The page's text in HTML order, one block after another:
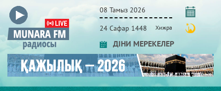
08 Тамыз 2026
24 Сафар 1448 Хижра
ДІНИ МЕРЕКЕЛЕР